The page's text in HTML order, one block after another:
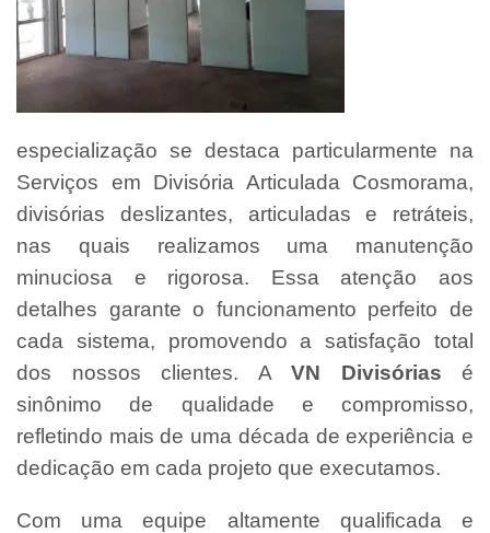
especialização se destaca particularmente na
Serviços em Divisória Articulada Cosmorama,
divisórias deslizantes, articuladas e retráteis,
nas quais realizamos uma manutenção
minuciosa e rigorosa. Essa atenção aos
detalhes garante o funcionamento perfeito de
cada sistema, promovendo a satisfação total
dos nossos clientes. A VN Divisórias é
sinônimo de qualidade e compromisso,
refletindo mais de uma década de experiência e
dedicação em cada projeto que executamos.
Com uma equipe altamente qualificada e